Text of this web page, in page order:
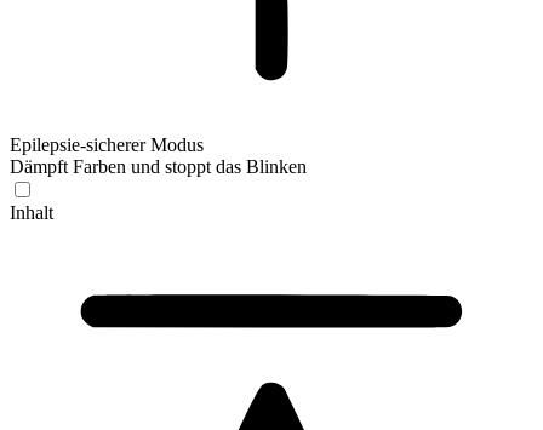
Epilepsie-sicherer Modus
Dämpft Farben und stoppt das Blinken
Inhalt